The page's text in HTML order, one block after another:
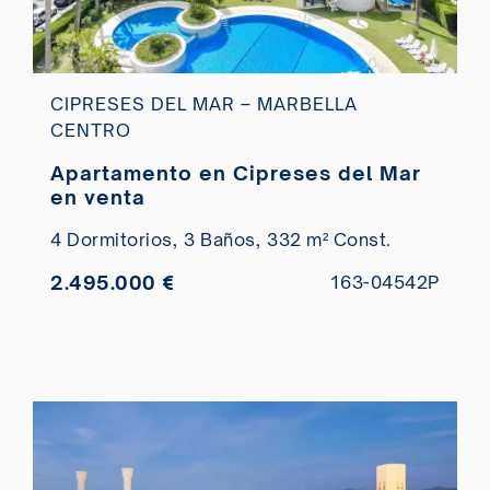
CIPRESES DEL MAR – MARBELLA
CENTRO
Apartamento en Cipreses del Mar
en venta
4 Dormitorios, 3 Baños, 332 m² Const.
2.495.000 € 163-04542P